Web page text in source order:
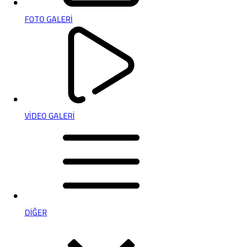
FOTO GALERİ
VİDEO GALERİ
DİĞER